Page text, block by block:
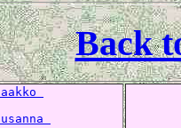
Back